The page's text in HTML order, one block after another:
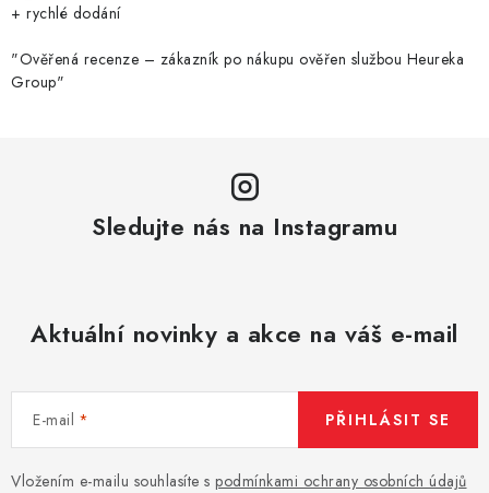
+ rychlé dodání
"Ověřená recenze – zákazník po nákupu ověřen službou Heureka
Group"
Sledujte nás na Instagramu
Aktuální novinky a akce na váš e-mail
E-mail
Vložením e-mailu souhlasíte s podmínkami ochrany osobních údajů
PŘIHLÁSIT SE